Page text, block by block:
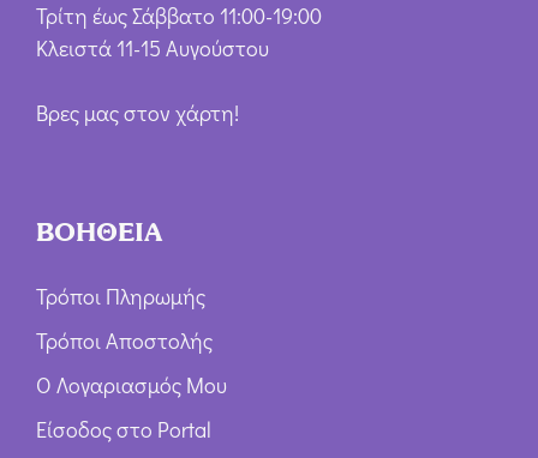
Τρίτη έως Σάββατο 11:00-19:00
Κλειστά 11-15 Αυγούστου
Βρες μας στον χάρτη!
ΒΟΗΘΕΙΑ
Τρόποι Πληρωμής
Τρόποι Αποστολής
Ο Λογαριασμός Μου
Είσοδος στο Portal